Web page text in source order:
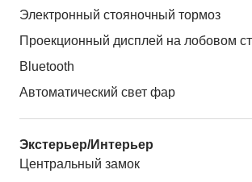
Электронный стояночный тормоз
Проекционный дисплей на лобовом
Bluetooth
Автоматический свет фар
Экстерьер/Интерьер
Центральный замок